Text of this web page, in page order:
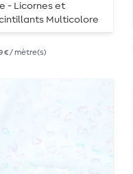
- Licornes et
Multicolore
€ / mètre(s)